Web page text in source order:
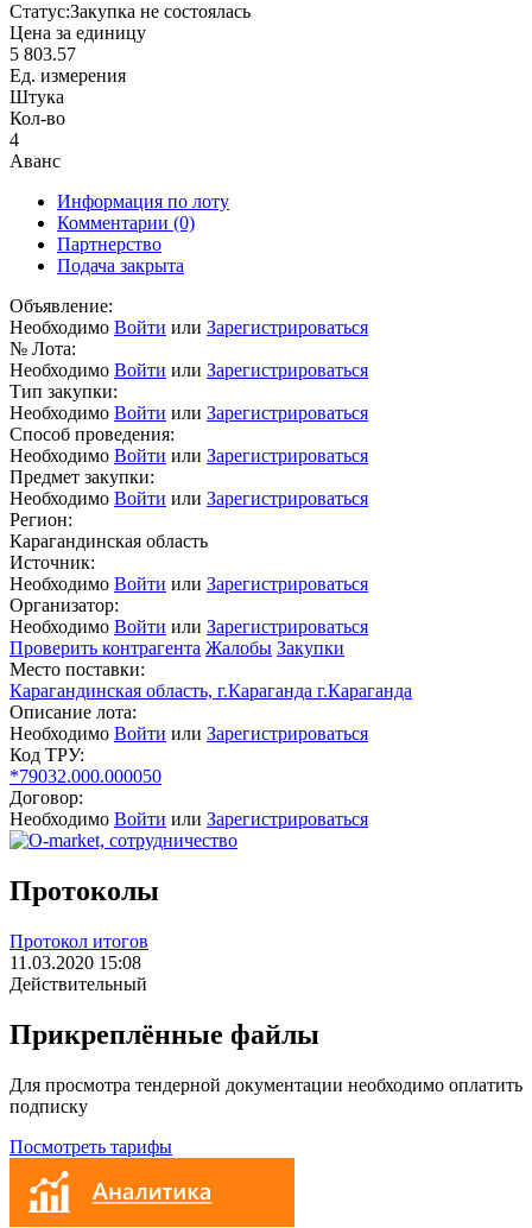
Статус:Закупка не состоялась
Цена за единицу
5 803.57
Ед. измерения
Штука
Кол-во
4
Аванс
Информация по лоту
Комментарии (0)
Партнерство
Подача закрыта
Объявление:
Необходимо Войти или Зарегистрироваться
№ Лота:
Необходимо Войти или Зарегистрироваться
Тип закупки:
Необходимо Войти или Зарегистрироваться
Способ проведения:
Необходимо Войти или Зарегистрироваться
Предмет закупки:
Необходимо Войти или Зарегистрироваться
Регион:
Карагандинская область
Источник:
Необходимо Войти или Зарегистрироваться
Организатор:
Необходимо Войти или Зарегистрироваться
Проверить контрагента Жалобы Закупки
Место поставки:
Карагандинская область, г.Караганда г.Караганда
Описание лота:
Необходимо Войти или Зарегистрироваться
Код ТРУ:
*79032.000.000050
Договор:
Необходимо Войти или Зарегистрироваться
Протоколы
Протокол итогов
11.03.2020 15:08
Действительный
Прикреплённые файлы
Для просмотра тендерной документации необходимо оплатить
подписку
Посмотреть тарифы